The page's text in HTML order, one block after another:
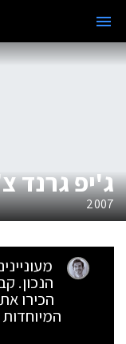
ג'יפ גרנד
2007
הנכון.
הכירו